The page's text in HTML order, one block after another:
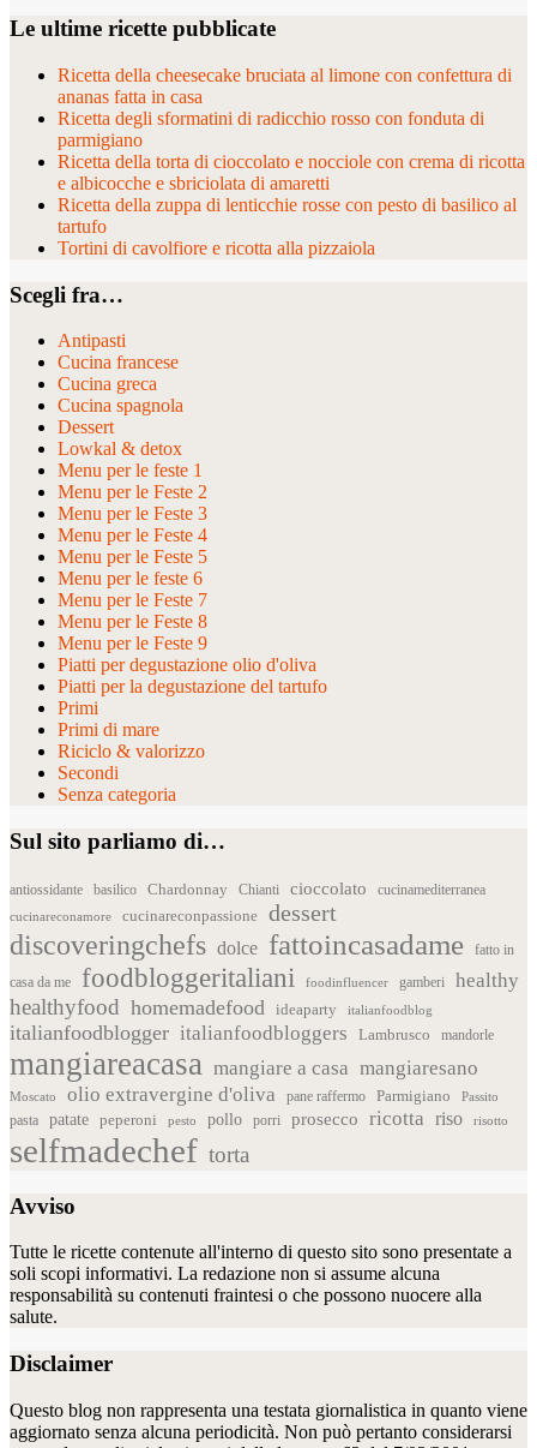
Le ultime ricette pubblicate
Ricetta della cheesecake bruciata al limone con confettura di
ananas fatta in casa
Ricetta degli sformatini di radicchio rosso con fonduta di
parmigiano
Ricetta della torta di cioccolato e nocciole con crema di ricotta
e albicocche e sbriciolata di amaretti
Ricetta della zuppa di lenticchie rosse con pesto di basilico al
tartufo
Tortini di cavolfiore e ricotta alla pizzaiola
Scegli fra…
Antipasti
Cucina francese
Cucina greca
Cucina spagnola
Dessert
Lowkal & detox
Menu per le feste 1
Menu per le Feste 2
Menu per le Feste 3
Menu per le Feste 4
Menu per le Feste 5
Menu per le feste 6
Menu per le Feste 7
Menu per le Feste 8
Menu per le Feste 9
Piatti per degustazione olio d'oliva
Piatti per la degustazione del tartufo
Primi
Primi di mare
Riciclo & valorizzo
Secondi
Senza categoria
Sul sito parliamo di…
antiossidante basilico Chardonnay Chianti cioccolato cucinamediterranea
cucinareconamore cucinareconpassione dessert
discoveringchefs dolce fattoincasadame
fatto in
casa da me
foodbloggeritaliani foodinfluencer gamberi healthy
healthyfood homemadefood ideaparty italianfoodblog
italianfoodblogger italianfoodbloggers Lambrusco mandorle
mangiareacasa mangiare a casa mangiaresano
Moscato olio extravergine d'oliva pane raffermo Parmigiano Passito
pasta patate peperoni pesto pollo porri prosecco ricotta riso risotto
selfmadechef torta
Avviso
Tutte le ricette contenute all'interno di questo sito sono presentate a
soli scopi informativi. La redazione non si assume alcuna
responsabilità su contenuti fraintesi o che possono nuocere alla
salute.
Disclaimer
Questo blog non rappresenta una testata giornalistica in quanto viene
aggiornato senza alcuna periodicità. Non può pertanto considerarsi